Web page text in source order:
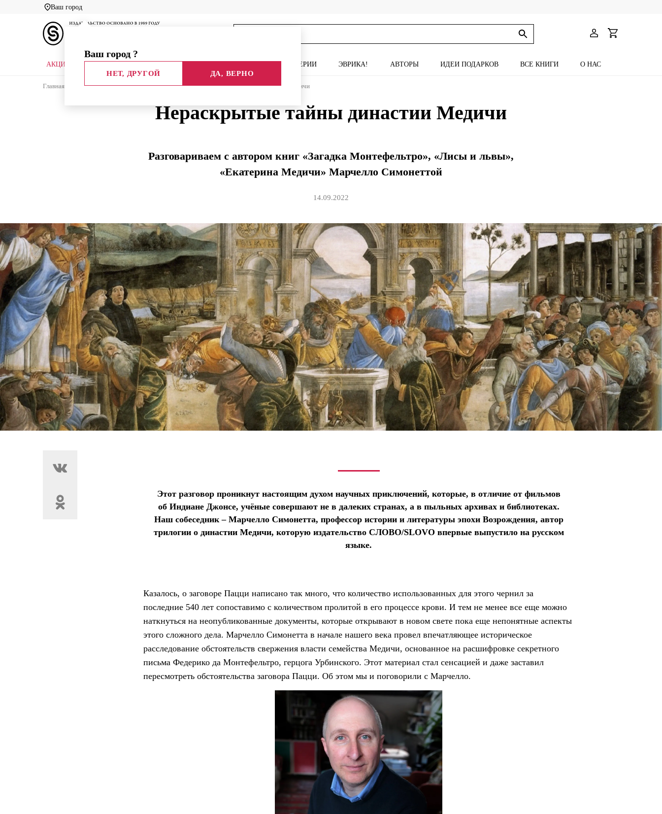
Ваш город
Ваш город ?
НЕТ, ДРУГОЙ ДА, ВЕРНО
АКЦИИ СЕРИИ ЭВРИКА! АВТОРЫ ИДЕИ ПОДАРКОВ ВСЕ КНИГИ О НАС
Главная Блог издательства Интервью Нераскрытые тайны династии Медичи
Нераскрытые тайны династии Медичи
Разговариваем с автором книг «Загадка Монтефельтро», «Лисы и львы»,
«Екатерина Медичи» Марчелло Симонеттой
14.09.2022
Этот разговор проникнут настоящим духом научных приключений, которые, в отличие от фильмов
об Индиане Джонсе, учёные совершают не в далеких странах, а в пыльных архивах и библиотеках.
Наш собеседник – Марчелло Симонетта, профессор истории и литературы эпохи Возрождения, автор
трилогии о династии Медичи, которую издательство СЛОВО/SLOVO впервые выпустило на русском
языке.
Казалось, о заговоре Пацци написано так много, что количество использованных для этого чернил за
последние 540 лет сопоставимо с количеством пролитой в его процессе крови. И тем не менее все еще можно
наткнуться на неопубликованные документы, которые открывают в новом свете пока еще непонятные аспекты
этого сложного дела. Марчелло Симонетта в начале нашего века провел впечатляющее историческое
расследование обстоятельств свержения власти семейства Медичи, основанное на расшифровке секретного
письма Федерико да Монтефельтро, герцога Урбинского. Этот материал стал сенсацией и даже заставил
пересмотреть обстоятельства заговора Пацци. Об этом мы и поговорили с Марчелло.